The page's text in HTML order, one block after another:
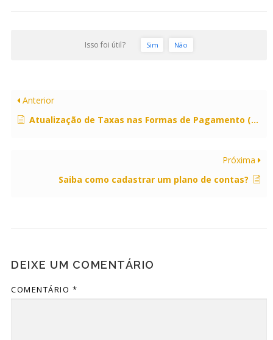
Isso foi útil? Sim Não
Anterior
Atualização de Taxas nas Formas de Pagamento (Gerencial).
Próxima
Saiba como cadastrar um plano de contas?
DEIXE UM COMENTÁRIO
COMENTÁRIO *